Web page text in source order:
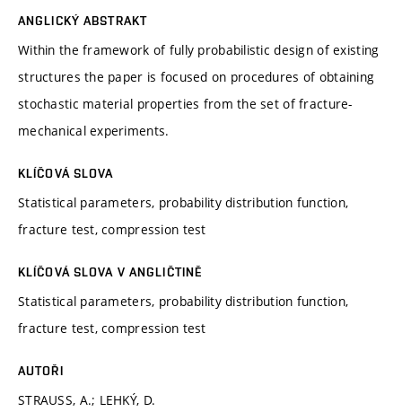
ANGLICKÝ ABSTRAKT
Within the framework of fully probabilistic design of existing
structures the paper is focused on procedures of obtaining
stochastic material properties from the set of fracture-
mechanical experiments.
KLÍČOVÁ SLOVA
Statistical parameters, probability distribution function,
fracture test, compression test
KLÍČOVÁ SLOVA V ANGLIČTINĚ
Statistical parameters, probability distribution function,
fracture test, compression test
AUTOŘI
STRAUSS, A.; LEHKÝ, D.